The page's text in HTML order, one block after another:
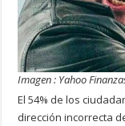
Imagen : Yahoo
El 54% de los
dirección incorrecta